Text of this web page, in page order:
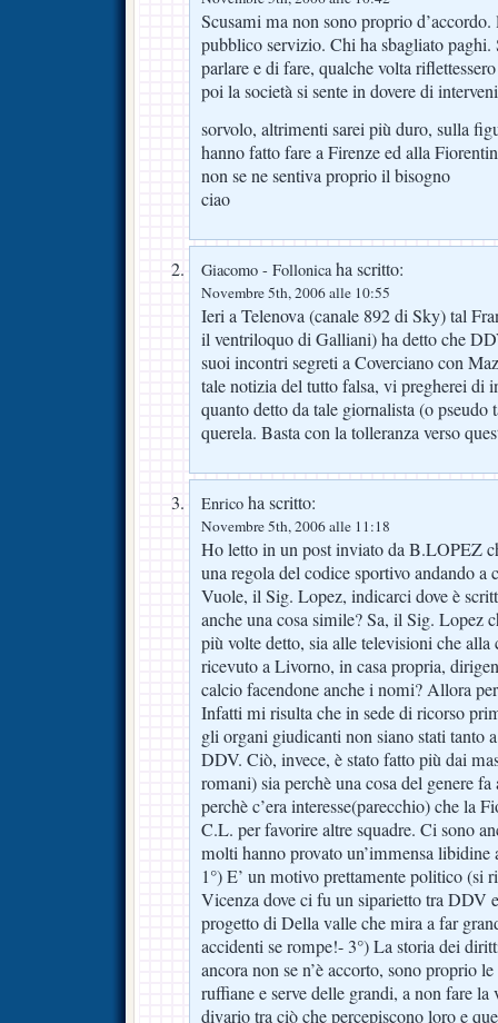
Scusami ma non sono proprio d’accordo.
pubblico servizio. Chi ha sbagliato paghi.
parlare e di fare, qualche volta
poi la società si sente in dovere di
sorvolo, altrimenti sarei più duro, sulla
hanno fatto fare a Firenze ed alla
non se ne sentiva proprio il bisogno
ciao
Giacomo - Follonicaha scritto:
Novembre 5th, 2006 alle 10:55
Ieri a Telenova (canale 892 di Sky) tal
il ventriloquo di Galliani) ha detto che
suoi incontri segreti a Coverciano con
tale notizia del tutto falsa, vi pregherei di
quanto detto da tale giornalista (o pseudo
querela. Basta con la tolleranza verso
Enrico ha scritto:
Novembre 5th, 2006 alle 11:18
Ho letto in un post inviato da B.LOPEZ
una regola del codice sportivo andando a
Vuole, il Sig. Lopez, indicarci dove è
anche una cosa simile? Sa, il Sig. Lopez
più volte detto, sia alle televisioni che alla
ricevuto a Livorno, in casa propria,
calcio facendone anche i nomi? Allora
Infatti mi risulta che in sede di ricorso
gli organi giudicanti non siano stati tanto
DDV. Ciò, invece, è stato fatto più dai
romani) sia perchè una cosa del genere
perchè c’era interesse(parecchio) che la
C.L. per favorire altre squadre. Ci sono
molti hanno provato un’immensa
1°) E’ un motivo prettamente politico (si
Vicenza dove ci fu un siparietto tra DDV
progetto di Della valle che mira a far
accidenti se rompe!- 3°) La storia dei
ancora non se n’è accorto, sono proprio
ruffiane e serve delle grandi, a non fare la
divario tra ciò che percepiscono loro e